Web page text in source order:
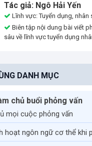
Tác giả: Ngô Hải Yến
Lĩnh vực: Tuyển dụng, nhân
Biên tập nội dung bài viết
sâu về lĩnh vực tuyển dụng
DANH MỤC
chủ buổi phỏng vấn
mọi cuộc phỏng vấn
hoạt ngôn ngữ cơ thể khi